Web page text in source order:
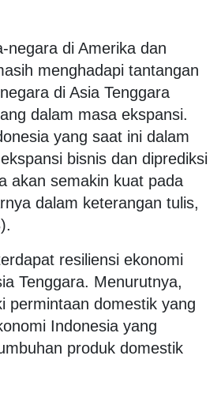
negara di Amerika dan
menghadapi tantangan
di Asia Tenggara
dalam masa ekspansi.
yang saat ini dalam
bisnis dan diprediksi
akan semakin kuat pada
dalam keterangan tulis,
resiliensi ekonomi
Tenggara. Menurutnya,
permintaan domestik yang
Indonesia yang
produk domestik